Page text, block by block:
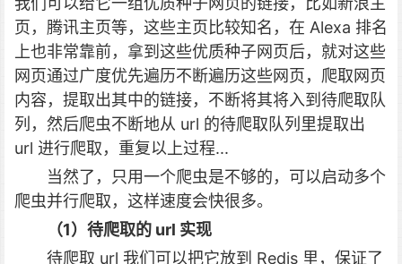
页，腾讯主页等，这些主页比较知名，在 Alexa 排名
上也非常靠前，拿到这些优质种子网页后，就对这些
网页通过广度优先遍历不断遍历这些网页，爬取网页
内容，提取出其中的链接，不断将其将入到待爬取队
列，然后爬虫不断地从 url 的待爬取队列里提取出
url 进行爬取，重复以上过程...
当然了，只用一个爬虫是不够的，可以启动多个
爬虫并行爬取，这样速度会快很多。
（1）待爬取的 url 实现
待爬取 url 我们可以把它放到 Redis 里，保证了